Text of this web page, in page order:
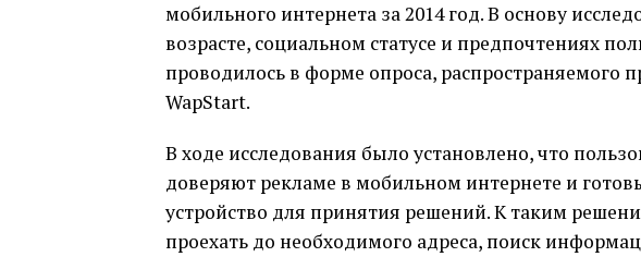
мобильного интернета за 2014 год. В основу
возрасте, социальном статусе и предпочтениях
проводилось в форме опроса, распространяемого
WapStart.
В ходе исследования было установлено, что
доверяют рекламе в мобильном интернете и
устройство для принятия решений. К таким
проехать до необходимого адреса, поиск